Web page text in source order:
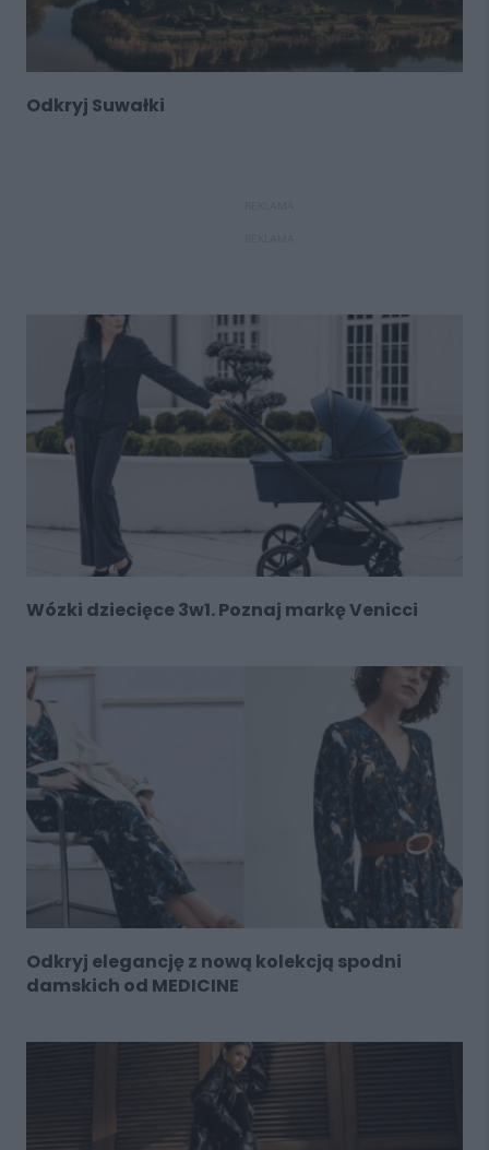
Odkryj Suwałki
Wózki dziecięce 3w1. Poznaj markę Venicci
Odkryj elegancję z nową kolekcją spodni
damskich od MEDICINE